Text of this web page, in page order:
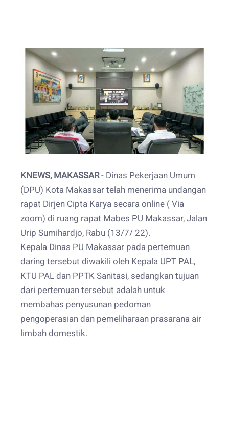
KNEWS, MAKASSAR- Dinas Pekerjaan Umum
(DPU) Kota Makassar telah menerima undangan
rapat Dirjen Cipta Karya secara online ( Via
zoom) di ruang rapat Mabes PU Makassar, Jalan
Urip Sumihardjo, Rabu (13/7/ 22).
Kepala Dinas PU Makassar pada pertemuan
daring tersebut diwakili oleh Kepala UPT PAL,
KTU PAL dan PPTK Sanitasi, sedangkan tujuan
dari pertemuan tersebut adalah untuk
membahas penyusunan pedoman
pengoperasian dan pemeliharaan prasarana air
limbah domestik.